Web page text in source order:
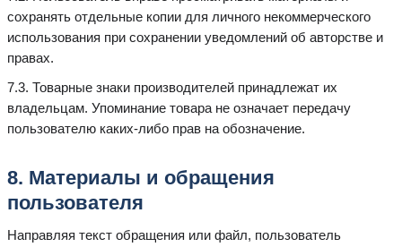
сохранять отдельные копии для личного некоммерческого
использования при сохранении уведомлений об авторстве и
правах.
7.3. Товарные знаки производителей принадлежат их
владельцам. Упоминание товара не означает передачу
пользователю каких-либо прав на обозначение.
8. Материалы и обращения
пользователя
Направляя текст обращения или файл, пользователь